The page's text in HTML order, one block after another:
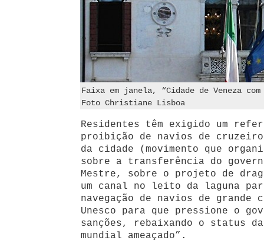
Faixa em janela, “Cidade de Veneza
Foto Christiane Lisboa
Residentes têm exigido um
proibição de navios de
da cidade (movimento que
sobre a transferência do
Mestre, sobre o projeto de
um canal no leito da laguna
navegação de navios de grande
Unesco para que pressione o
sanções, rebaixando o status
mundial ameaçado”.